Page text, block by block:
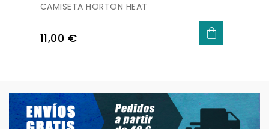
CAMISETA HORTON HEAT
Precio
11,00 €